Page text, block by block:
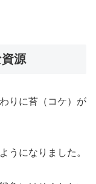
源
りに苔（コケ）が
うになりました。